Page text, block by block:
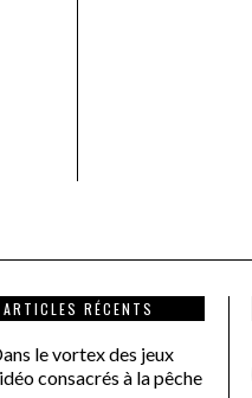
ARTICLES RÉCENTS
le vortex des jeux
consacrés à la pêche